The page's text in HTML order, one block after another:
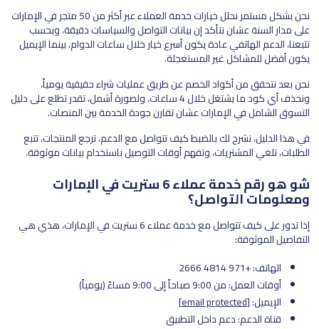
نحن بشكل مستمر نحلل خيارات خدمة العملاء عبر أكثر من 50 متجر في الإمارات
على مدار السنة عشان نتأكد إن بيانات التواصل والسياسات دقيقة، وبحسب
تتبعنا، الدعم الهاتفي عادة يكون أسرع خيار خلال ساعات الدوام، بينما الإيميل
يكون أفضل للمشاكل غير المستعجلة.
نحن بعد نتحقق من أكواد الخصم عن طريق عمليات شراء حقيقية يومياً،
ونحذف أي كود ما يشتغل خلال 4 ساعات، ولصورة أشمل، تقدر تطلع على دليل
التسوق الشامل في الإمارات عشان تقارن جودة الخدمة بين المنصات.
في هذا الدليل، نشرح لك بالضبط كيف تتواصل مع الدعم، ترجع المنتجات، تتبع
الطلبات، تلغي المشتريات، وتفهم أوقات التوصيل باستخدام بيانات موثوقة.
شو هو رقم خدمة عملاء 6 ستريت في الإمارات
ومعلومات التواصل؟
إذا تدور على كيف تتواصل مع خدمة عملاء 6 ستريت في الإمارات، هذي هي
التفاصيل الموثوقة:
الهاتف: +971 4814 2666
أوقات العمل: من 9:00 صباحاً إلى 9:00 مساءً (يومياً)
الإيميل:[email protected]
قناة الدعم: دعم داخل التطبيق